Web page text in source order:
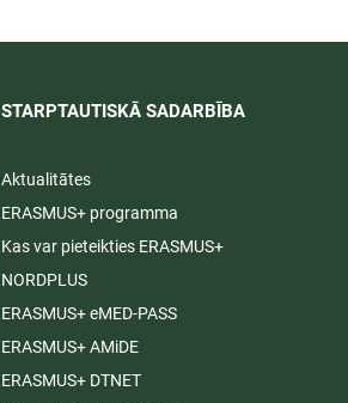
STARPTAUTISKĀ SADARBĪBA​
Aktualitātes
ERASMUS+ programma
Kas var pieteikties ERASMUS+
NORDPLUS
ERASMUS+ eMED-PASS
ERASMUS+ AMiDE
ERASMUS+ DTNET